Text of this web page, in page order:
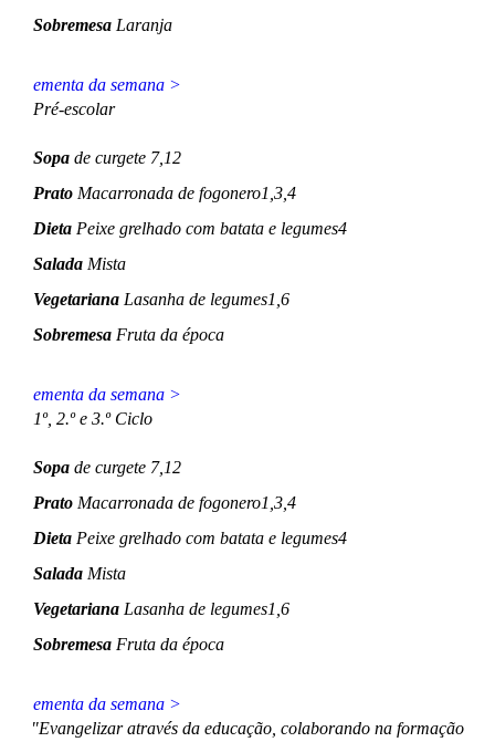
Sobremesa Laranja
ementa da semana >
Pré-escolar
Sopa de curgete 7,12
Prato Macarronada de fogonero1,3,4
Dieta Peixe grelhado com batata e legumes4
Salada Mista
Vegetariana Lasanha de legumes1,6
Sobremesa Fruta da época
ementa da semana >
1º, 2.º e 3.º Ciclo
Sopa de curgete 7,12
Prato Macarronada de fogonero1,3,4
Dieta Peixe grelhado com batata e legumes4
Salada Mista
Vegetariana Lasanha de legumes1,6
Sobremesa Fruta da época
ementa da semana >
"Evangelizar através da educação, colaborando na formação